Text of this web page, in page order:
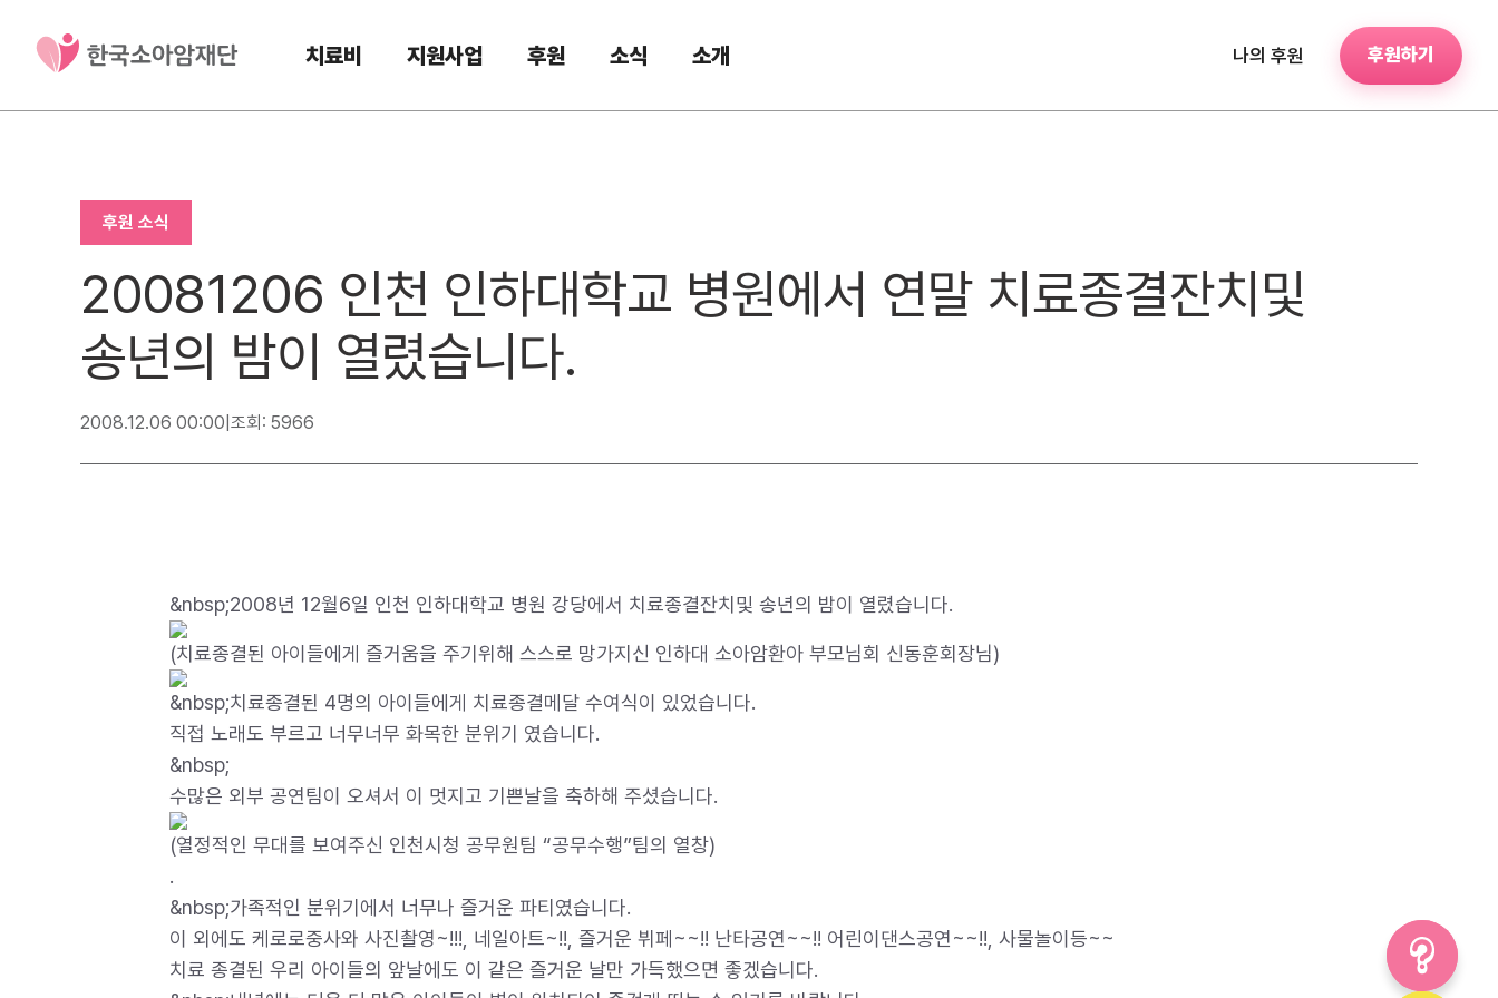
치료비 지원사업 후원 소식 소개 나의 후원 후원하기
후원 소식
20081206 인천 인하대학교 병원에서 연말 치료종결잔치및
송년의 밤이 열렸습니다.
2008.12.06 00:00 조회: 5966
&nbsp;2008년 12월6일 인천 인하대학교 병원 강당에서 치료종결잔치및 송년의 밤이 열렸습니다.
(치료종결된 아이들에게 즐거움을 주기위해 스스로 망가지신 인하대 소아암환아 부모님회 신동훈회장님)
&nbsp;치료종결된 4명의 아이들에게 치료종결메달 수여식이 있었습니다.
직접 노래도 부르고 너무너무 화목한 분위기 였습니다.
&nbsp;
수많은 외부 공연팀이 오셔서 이 멋지고 기쁜날을 축하해 주셨습니다.
(열정적인 무대를 보여주신 인천시청 공무원팀 “공무수행”팀의 열창)
.
&nbsp;가족적인 분위기에서 너무나 즐거운 파티였습니다.
이 외에도 케로로중사와 사진촬영~!!!, 네일아트~!!, 즐거운 뷔페~~!! 난타공연~~!! 어린이댄스공연~~!!, 사물놀이등~~
치료 종결된 우리 아이들의 앞날에도 이 같은 즐거운 날만 가득했으면 좋겠습니다.